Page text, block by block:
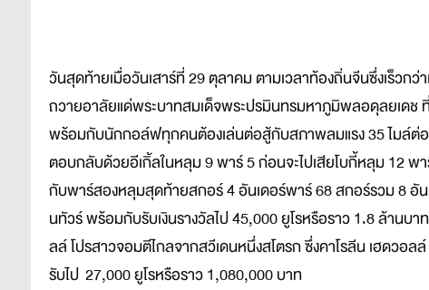
วันสุดท้ายเมื่อวันเสาร์ที่ 29 ตุลาคม ตามเวลาท้องถิ่นจีนซึ่งเร็วก
ถวายอาลัยแด่พระบาทสมเด็จพระปรมินทรมหาภูมิพลอดุลยเด
พร้อมกับนักกอล์ฟทุกคนต้องเล่นต่อสู้กับสภาพลมแรง 35 ไมล์ต่อ
ตอบกลับด้วยอีเกิ้ลในหลุม 9 พาร์ 5 ก่อนจะไปเสียโบกี้หลุม 12
กับพาร์สองหลุมสุดท้ายสกอร์ 4 อันเดอร์พาร์ 68 สกอร์รวม 8 อัน
นทัวร์ พร้อมกับรับเงินรางวัลไป 45,000 ยูโรหรือราว 1.8 ล้านบา
ลล์ โปรสาวจอมตีไกลจากสวีเดนหนึ่งสโตรก ซึ่งคาโรลีน เฮดวอ
รับไป 27,000 ยูโรหรือราว 1,080,000 บาท